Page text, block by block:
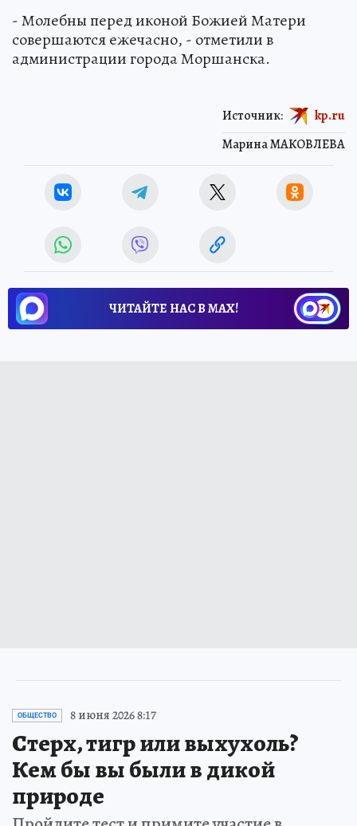
- Молебны перед иконой Божией Матери
совершаются ежечасно, - отметили в
администрации города Моршанска.
Марина МАКОВЛЕВА
Источник: kp.ru
ЧИТАЙТЕ НАС В МАХ!
ОБЩЕСТВО 8 июня 2026 8:17
Стерх, тигр или выхухоль?
Кем бы вы были в дикой
природе